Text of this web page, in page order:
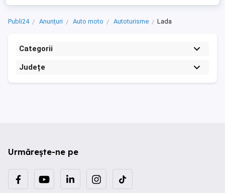
Publi24 Anunțuri Auto moto Autoturisme Lada
Categorii
Județe
Urmărește-ne pe